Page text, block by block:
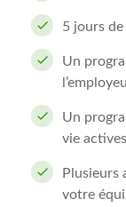
5 jours de
Un
Un
vie
Plusieurs
votre